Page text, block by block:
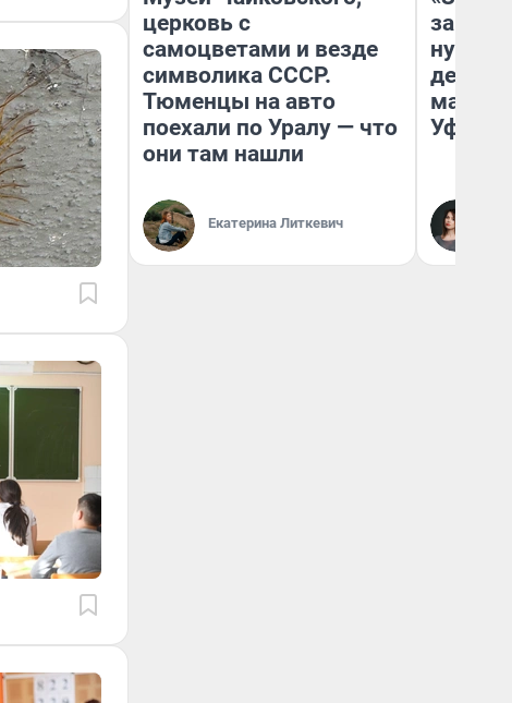
церковь с
самоцветами и везде
символика СССР.
Тюменцы на авто
поехали по Уралу — что
они там нашли
Екатерина Литкевич
дела с
Уфа